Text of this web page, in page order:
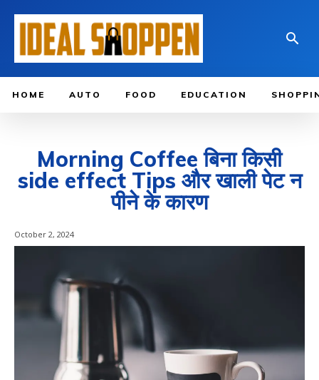
HOME AUTO FOOD EDUCATION
Morning Coffee बिना किसी
side effect Tips और खाली पेट न
पीने के कारण
October 2, 2024